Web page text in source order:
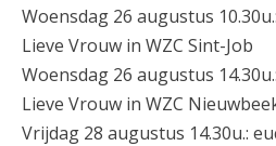
Woensdag 26 augustus
Lieve Vrouw in WZC Sint-Job
Woensdag 26 augustus
Lieve Vrouw in WZC
Vrijdag 28 augustus 14.30u.: